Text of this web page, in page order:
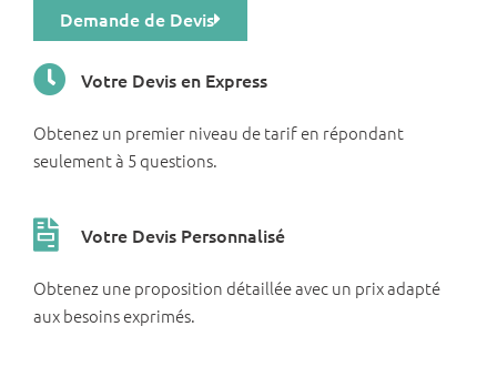
Demande de Devis
Votre Devis en Express
Obtenez un premier niveau de tarif en répondant
seulement à 5 questions.
Votre Devis Personnalisé
Obtenez une proposition détaillée avec un prix adapté
aux besoins exprimés.